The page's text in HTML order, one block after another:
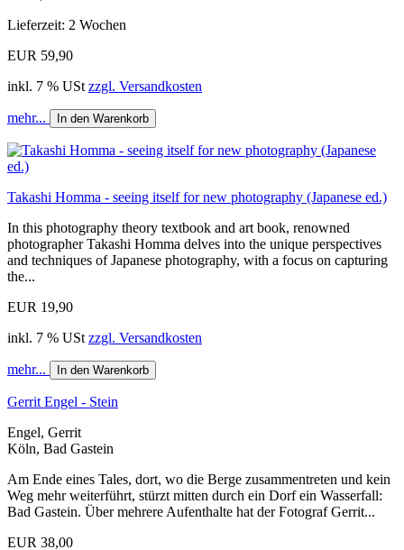
Lieferzeit: 2 Wochen
EUR 59,90
inkl. 7 % USt zzgl. Versandkosten
mehr... In den Warenkorb
Takashi Homma - seeing itself for new photography (Japanese ed.)
In this photography theory textbook and art book, renowned
photographer Takashi Homma delves into the unique perspectives
and techniques of Japanese photography, with a focus on capturing
the...
EUR 19,90
inkl. 7 % USt zzgl. Versandkosten
mehr... In den Warenkorb
Gerrit Engel - Stein
Engel, Gerrit
Köln, Bad Gastein
Am Ende eines Tales, dort, wo die Berge zusammentreten und kein
Weg mehr weiterführt, stürzt mitten durch ein Dorf ein Wasserfall:
Bad Gastein. Über mehrere Aufenthalte hat der Fotograf Gerrit...
EUR 38,00